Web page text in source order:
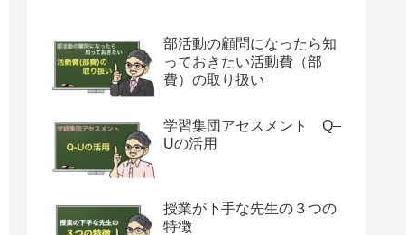
部活動の顧問になったら知
っておきたい活動費（部
費）の取り扱い
学習集団アセスメント Q–
Uの活用
授業が下手な先生の３つの
特徴